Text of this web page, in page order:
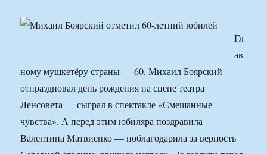
Гл
ав
ному мушкетёру страны — 60. Михаил Боярский
отпраздновал день рождения на сцене театра
Ленсовета — сыграл в спектакле «Смешанные
чувства». А перед этим юбиляра поздравила
Валентина Матвиенко — поблагодарила за верность